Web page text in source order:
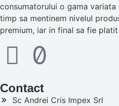
consumatorului o gama
timp sa mentinem nivelul
premium, iar in final sa fie
Contact
Sc Andrei Cris Impex Srl